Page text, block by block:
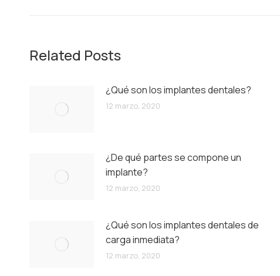
Related Posts
¿Qué son los implantes dentales?
12 marzo, 2020
¿De qué partes se compone un
implante?
12 marzo, 2020
¿Qué son los implantes dentales de
carga inmediata?
12 marzo, 2020